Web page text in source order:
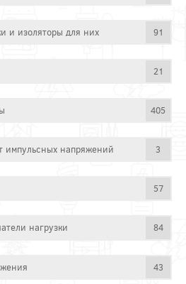
и изоляторы для них 91
21
405
импульсных напряжений 3
57
нагрузки 84
43